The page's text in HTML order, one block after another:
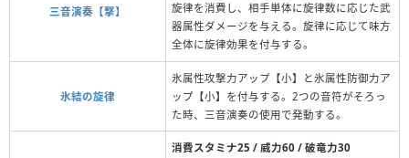
三音演奏【撃】
旋律を消費し、相手単体に旋律数に応じた武
器属性ダメージを与える。旋律に応じて味方
全体に旋律効果を付与する。
氷結の旋律
氷属性攻撃力アップ【小】と氷属性防御力ア
ップ【小】を付与する。2つの音符がそろっ
た時、三音演奏の使用で発動する。
消費スタミナ25 / 威力60 / 破竜力30